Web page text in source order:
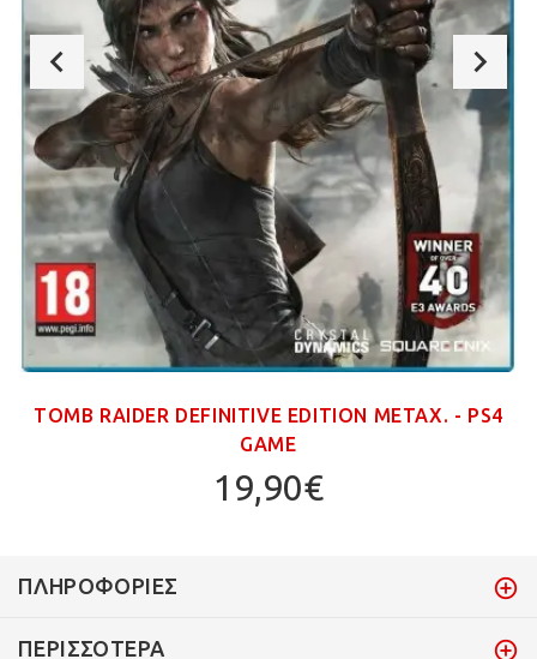
TOMB RAIDER DEFINITIVE EDITION ΜΕΤΑΧ. - PS4
GAME
19,90€
ΠΛΗΡΟΦΟΡΊΕΣ
ΠΕΡΙΣΣΌΤΕΡΑ